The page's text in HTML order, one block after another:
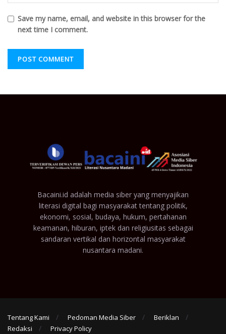
Save my name, email, and website in this browser for the
next time I comment.
Bacaini.id adalah media siber yang menyajikan
literasi digital bagi masyarakat tentang politik,
ekonomi, sosial, budaya, hukum, pertahanan
keamanan, hiburan, iptek dan religiusitas sebagai
sandaran vertikal dan horizontal masyarakat
nusantara madani.
Tentang Kami Pedoman Media Siber
Beriklan
Redaksi
Privacy Policy